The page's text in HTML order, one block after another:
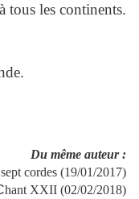
tous les continents.
Du même auteur :
cordes (19/01/2017)
hant XXII (02/02/2018)